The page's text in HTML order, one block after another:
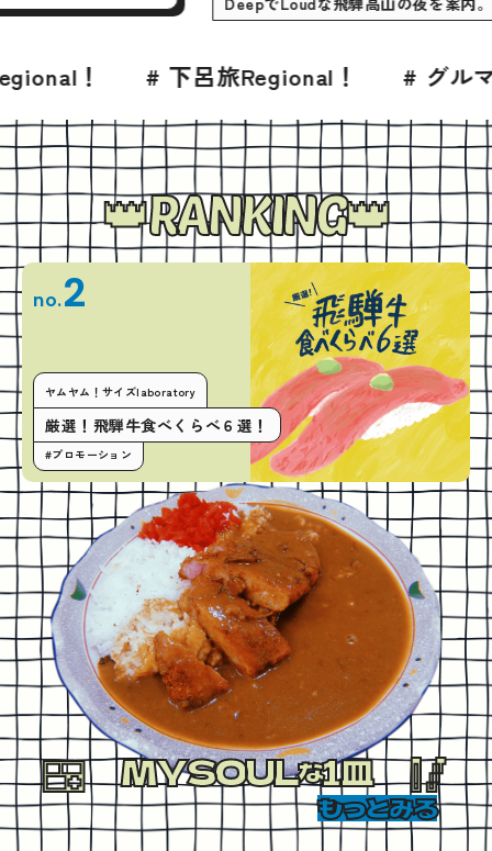
# 下呂旅Regional！ # グルマニア！
RANKING
no.2
ヤムヤム！サイズlaboratory
厳選！飛騨牛食べくらべ６選！
#プロモーション
MYSOULな1皿
もっとみる